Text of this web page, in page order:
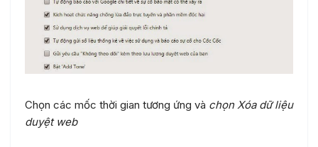
Chọn các mốc thời gian tương ứng và chọn Xóa dữ liệu
duyệt web